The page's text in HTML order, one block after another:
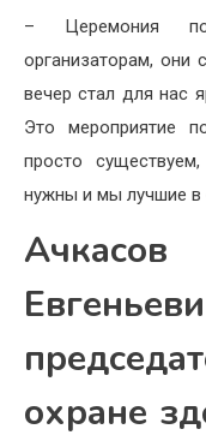
– Церемония
организаторам, они
вечер стал для нас
Это мероприятие
просто
нужны и мы лучшие в
охране